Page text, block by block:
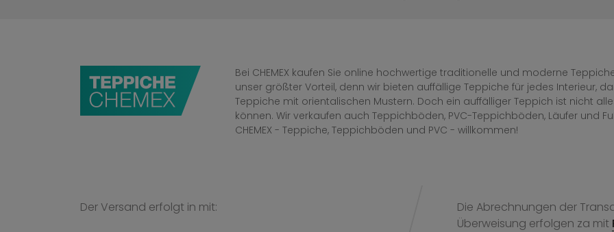
Bei CHEMEX kaufen Sie online hochwertige traditionelle und moderne
unser größter Vorteil, denn wir bieten auffällige Teppiche für jedes Interieur,
Teppiche mit orientalischen Mustern. Doch ein auffälliger Teppich ist nicht
können. Wir verkaufen auch Teppichböden, PVC-Teppichböden, Läufer und
CHEMEX - Teppiche, Teppichböden und PVC - willkommen!
Der Versand erfolgt in mit:
Die Abrechnungen der
Überweisung erfolgen za mit